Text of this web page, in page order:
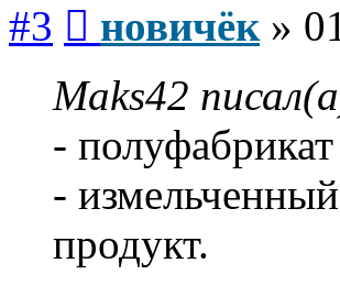
#3 новичёк»
Maks42
-
-
продукт.